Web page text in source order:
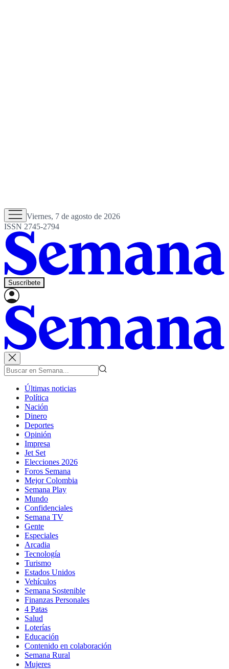
Viernes, 7 de agosto de 2026
ISSN 2745-2794
Suscríbete
Últimas noticias
Política
Nación
Dinero
Deportes
Opinión
Impresa
Jet Set
Elecciones 2026
Foros Semana
Mejor Colombia
Semana Play
Mundo
Confidenciales
Semana TV
Gente
Especiales
Arcadia
Tecnología
Turismo
Estados Unidos
Vehículos
Semana Sostenible
Finanzas Personales
4 Patas
Salud
Loterías
Educación
Contenido en colaboración
Semana Rural
Mujeres